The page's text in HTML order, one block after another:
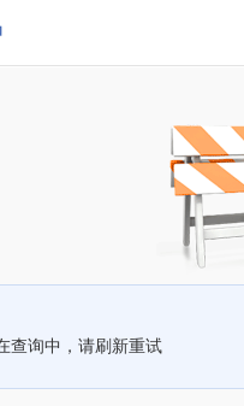
查询中，请刷新重试